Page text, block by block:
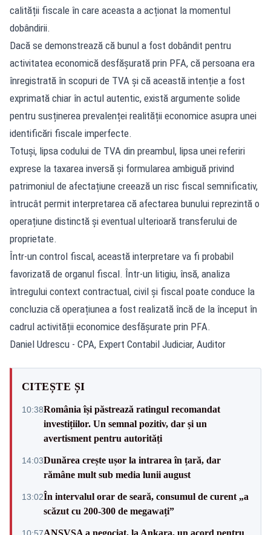
calității fiscale în care aceasta a acționat la momentul
dobândirii.
Dacă se demonstrează că bunul a fost dobândit pentru
activitatea economică desfășurată prin PFA, că persoana era
înregistrată în scopuri de TVA și că această intenție a fost
exprimată chiar în actul autentic, există argumente solide
pentru susținerea prevalenței realității economice asupra unei
identificări fiscale imperfecte.
Totuși, lipsa codului de TVA din preambul, lipsa unei referiri
exprese la taxarea inversă și formularea ambiguă privind
patrimoniul de afectațiune creează un risc fiscal semnificativ,
întrucât permit interpretarea că afectarea bunului reprezintă o
operațiune distinctă și eventual ulterioară transferului de
proprietate.
Într-un control fiscal, această interpretare va fi probabil
favorizată de organul fiscal. Într-un litigiu, însă, analiza
întregului context contractual, civil și fiscal poate conduce la
concluzia că operațiunea a fost realizată încă de la început în
cadrul activității economice desfășurate prin PFA.
Daniel Udrescu - CPA, Expert Contabil Judiciar, Auditor
CITEȘTE ȘI
10:38România își păstrează ratingul recomandat
investițiilor. Un semnal pozitiv, dar și un
avertisment pentru autorități
14:03Dunărea crește ușor la intrarea în țară, dar
rămâne mult sub media lunii august
13:02În intervalul orar de seară, consumul de curent „a
scăzut cu 200-300 de megawați”